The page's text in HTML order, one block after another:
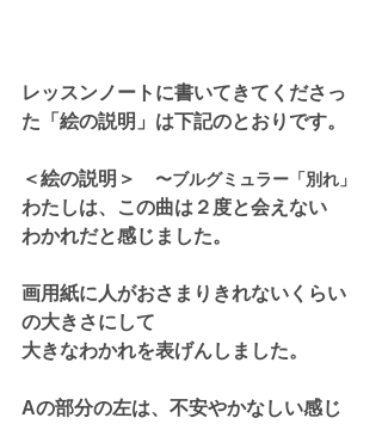
レッスンノートに書いてきてくださっ
た「絵の説明」は下記のとおりです。
＜絵の説明＞ 〜ブルグミュラー「別れ」
わたしは、この曲は２度と会えない
わかれだと感じました。
画用紙に人がおさまりきれないくらい
の大きさにして
大きなわかれを表げんしました。
Aの部分の左は、不安やかなしい感じ